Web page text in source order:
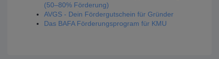
(50–80% Förderung)
AVGS - Dein Fördergutschein für Gründer
Das BAFA Förderungsprogram für KMU